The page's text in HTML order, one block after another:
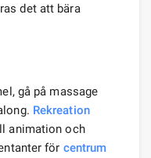
det att bära
gå på massage
Rekreation
animation och
för centrum